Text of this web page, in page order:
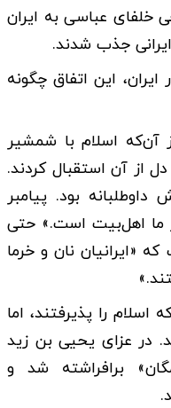
خلفای عباسی به ایران
جذب شدند.
این اتفاق چگونه
اسلام با شمشیر
از آن استقبال کردند.
بود. پیامبر
ما اهل‌بیت است.» حتی
«ایرانیان نان و خرما
را پذیرفتند، اما
در عزای یحیی بن زید
برافراشته شد و